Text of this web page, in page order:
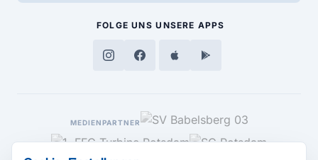
FOLGE UNS UNSERE APPS
MEDIENPARTNER